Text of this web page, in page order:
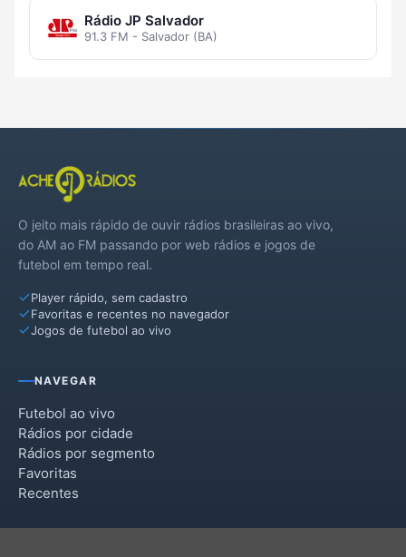
Rádio JP Salvador
91.3 FM - Salvador (BA)
O jeito mais rápido de ouvir rádios brasileiras ao vivo,
do AM ao FM passando por web rádios e jogos de
futebol em tempo real.
Player rápido, sem cadastro
Favoritas e recentes no navegador
Jogos de futebol ao vivo
NAVEGAR
Futebol ao vivo
Rádios por cidade
Rádios por segmento
Favoritas
Recentes